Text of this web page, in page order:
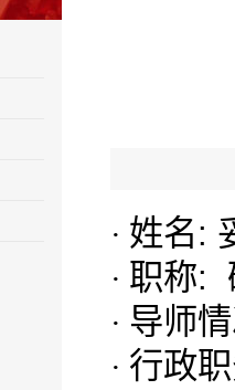
· 姓名:
· 职称:
· 导师
· 行政